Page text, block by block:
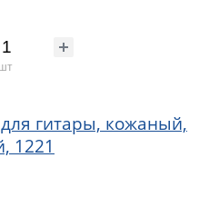
шт
гитары, кожаный,
1221